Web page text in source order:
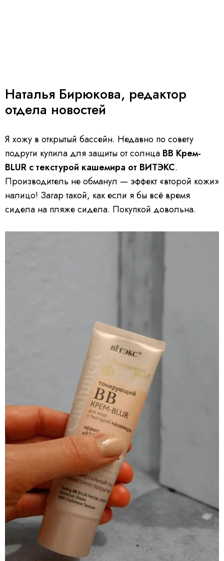
Наталья Бирюкова, редактор
отдела новостей
Я хожу в открытый бассейн. Недавно по совету
подруги купила для защиты от солнца ВВ Крем-
BLUR с текстурой кашемира от ВИТЭКС.
Производитель не обманул — эффект «второй кожи»
налицо! Загар такой, как если я бы всё время
сидела на пляже сидела. Покупкой довольна.